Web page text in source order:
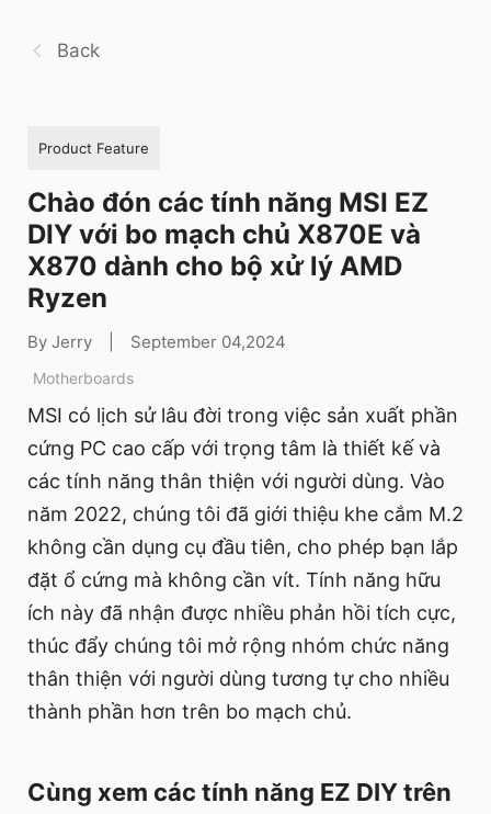
Back
Product Feature
Chào đón các tính năng MSI EZ
DIY với bo mạch chủ X870E và
X870 dành cho bộ xử lý AMD
Ryzen
By Jerry September 04,2024
Motherboards
MSI có lịch sử lâu đời trong việc sản xuất phần
cứng PC cao cấp với trọng tâm là thiết kế và
các tính năng thân thiện với người dùng. Vào
năm 2022, chúng tôi đã giới thiệu khe cắm M.2
không cần dụng cụ đầu tiên, cho phép bạn lắp
đặt ổ cứng mà không cần vít. Tính năng hữu
ích này đã nhận được nhiều phản hồi tích cực,
thúc đẩy chúng tôi mở rộng nhóm chức năng
thân thiện với người dùng tương tự cho nhiều
thành phần hơn trên bo mạch chủ.
Cùng xem các tính năng EZ DIY trên